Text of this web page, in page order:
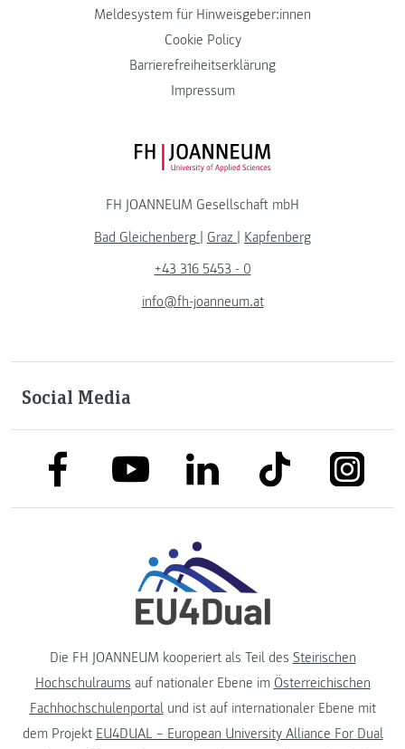
Meldesystem für Hinweisgeber:innen
Cookie Policy
Barrierefreiheitserklärung
Impressum
FH JOANNEUM Logo
FH JOANNEUM Gesellschaft mbH
Bad Gleichenberg | Graz | Kapfenberg
+43 316 5453 - 0
info@fh-joanneum.at
Social Media
link to facebooklink to youtubelink to linkedinlink to tiktok link to
Die FH JOANNEUM kooperiert als Teil des Steirischen
Hochschulraums auf nationaler Ebene im Österreichischen
Fachhochschulenportalund ist auf internationaler Ebene mit
dem Projekt EU4DUAL – European University Alliance For Dual